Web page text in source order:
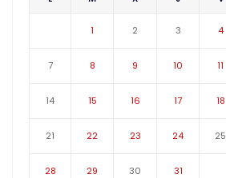
1 2 3 4
7 8 9 10 11
14 15 16 17 18
21 22 23 24 25
28 29 30 31